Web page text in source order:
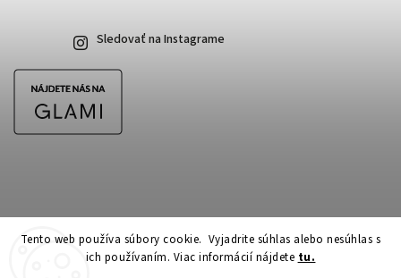
Tento web používa súbory cookie. Vyjadrite súhlas alebo nesúhlas s
ich používaním. Viac informácií nájdete tu.
Sledovať na Instagrame
Copyright 2026CubeSkateshop.sk. Všetky práva vyhradené.